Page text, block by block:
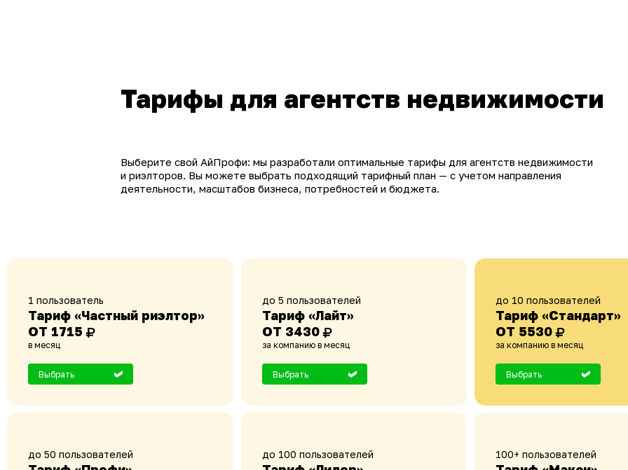
Тарифы для агентств недвижимости
Выберите свой АйПрофи: мы разработали оптимальные тарифы для агентств недвижимости
и риэлторов. Вы можете выбрать подходящий тарифный план — с учетом направления
деятельности, масштабов бизнеса, потребностей и бюджета.
1 пользователь
Тариф «Частный риэлтор»
ОТ 1715
в месяц
Выбрать
до 5 пользователей
Тариф «Лайт»
ОТ 3430
за компанию в месяц
Выбрать
до 10 пользователей
Тариф «Стандарт»
ОТ 5530
за компанию в месяц
Выбрать
до 50 пользователей до 100 пользователей 100+ пользователей